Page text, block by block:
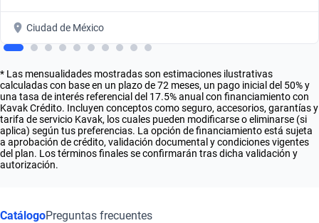
Ciudad de México
* Las mensualidades mostradas son estimaciones ilustrativas
calculadas con base en un plazo de 72 meses, un pago inicial del 50% y
una tasa de interés referencial del 17.5% anual con financiamiento con
Kavak Crédito. Incluyen conceptos como seguro, accesorios, garantías y
tarifa de servicio Kavak, los cuales pueden modificarse o eliminarse (si
aplica) según tus preferencias. La opción de financiamiento está sujeta
a aprobación de crédito, validación documental y condiciones vigentes
del plan. Los términos finales se confirmarán tras dicha validación y
autorización.
CatálogoPreguntas frecuentes